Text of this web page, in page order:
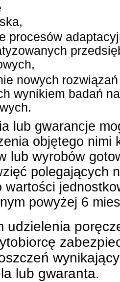
procesów
nowych
wynikiem badań
lub gwarancje
objętego nimi
lub wyrobów
polegających
wartości
powyżej 6
udzielenia
lub gwaranta.